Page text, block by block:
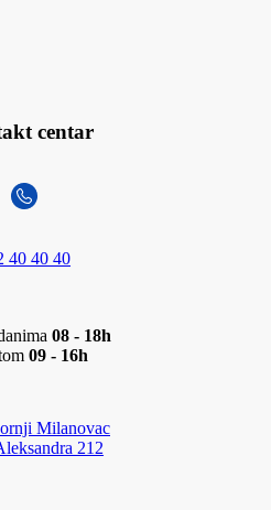
centar
40 40 40
08 - 18h
09 - 16h
Milanovac
212